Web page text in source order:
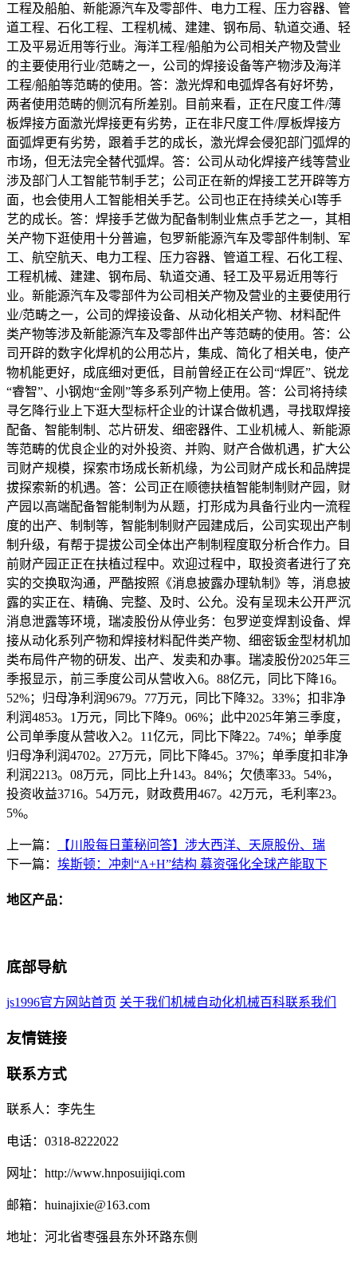
工程及船舶、新能源汽车及零部件、电力工程、压力容器、管
道工程、石化工程、工程机械、建建、钢布局、轨道交通、轻
工及平易近用等行业。海洋工程/船舶为公司相关产物及营业
的主要使用行业/范畴之一，公司的焊接设备等产物涉及海洋
工程/船舶等范畴的使用。答：激光焊和电弧焊各有好坏势，
两者使用范畴的侧沉有所差别。目前来看，正在尺度工件/薄
板焊接方面激光焊接更有劣势，正在非尺度工件/厚板焊接方
面弧焊更有劣势，跟着手艺的成长，激光焊会侵犯部门弧焊的
市场，但无法完全替代弧焊。答：公司从动化焊接产线等营业
涉及部门人工智能节制手艺；公司正在新的焊接工艺开辟等方
面，也会使用人工智能相关手艺。公司也正在持续关心I等手
艺的成长。答：焊接手艺做为配备制制业焦点手艺之一，其相
关产物下逛使用十分普遍，包罗新能源汽车及零部件制制、军
工、航空航天、电力工程、压力容器、管道工程、石化工程、
工程机械、建建、钢布局、轨道交通、轻工及平易近用等行
业。新能源汽车及零部件为公司相关产物及营业的主要使用行
业/范畴之一，公司的焊接设备、从动化相关产物、材料配件
类产物等涉及新能源汽车及零部件出产等范畴的使用。答：公
司开辟的数字化焊机的公用芯片，集成、简化了相关电，使产
物机能更好，成底细对更低，目前曾经正在公司“焊匠”、锐龙
“睿智”、小钢炮“金刚”等多系列产物上使用。答：公司将持续
寻乞降行业上下逛大型标杆企业的计谋合做机遇，寻找取焊接
配备、智能制制、芯片研发、细密器件、工业机械人、新能源
等范畴的优良企业的对外投资、并购、财产合做机遇，扩大公
司财产规模，探索市场成长新机缘，为公司财产成长和品牌提
拔探索新的机遇。答：公司正在顺德扶植智能制制财产园，财
产园以高端配备智能制制为从题，打形成为具备行业内一流程
度的出产、制制等，智能制制财产园建成后，公司实现出产制
制升级，有帮于提拔公司全体出产制制程度取分析合作力。目
前财产园正正在扶植过程中。欢迎过程中，取投资者进行了充
实的交换取沟通，严酷按照《消息披露办理轨制》等，消息披
露的实正在、精确、完整、及时、公允。没有呈现未公开严沉
消息泄露等环境，瑞凌股份从停业务：包罗逆变焊割设备、焊
接从动化系列产物和焊接材料配件类产物、细密钣金型材机加
类布局件产物的研发、出产、发卖和办事。瑞凌股份2025年三
季报显示，前三季度公司从营收入6。88亿元，同比下降16。
52%；归母净利润9679。77万元，同比下降32。33%；扣非净
利润4853。1万元，同比下降9。06%；此中2025年第三季度，
公司单季度从营收入2。11亿元，同比下降22。74%；单季度
归母净利润4702。27万元，同比下降45。37%；单季度扣非净
利润2213。08万元，同比上升143。84%；欠债率33。54%，
投资收益3716。54万元，财政费用467。42万元，毛利率23。
5%。
上一篇：
【川股每日董秘问答】涉大西洋、天原股份、瑞
下一篇： 埃斯顿：冲刺“A+H”结构 募资强化全球产能取下
地区产品：
底部导航
js1996官方网站首页 关于我们 机械自动化机械百科联系我们
友情链接
联系方式
联系人：李先生
电话：0318-8222022
网址：http://www.hnposuijiqi.com
邮箱：huinajixie@163.com
地址：河北省枣强县东外环路东侧